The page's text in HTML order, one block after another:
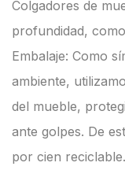
Colgadores de
profundidad,
Embalaje: Como
ambiente,
del mueble,
ante golpes. De
por cien reciclable.